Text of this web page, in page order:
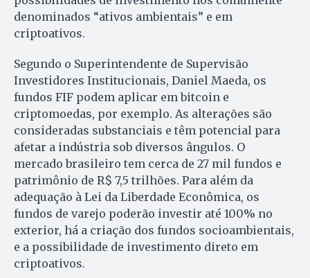
denominados “ativos ambientais” e em
criptoativos.
Segundo o Superintendente de Supervisão
Investidores Institucionais, Daniel Maeda, os
fundos FIF podem aplicar em bitcoin e
criptomoedas, por exemplo. As alterações são
consideradas substanciais e têm potencial para
afetar a indústria sob diversos ângulos. O
mercado brasileiro tem cerca de 27 mil fundos e
patrimônio de R$ 7,5 trilhões. Para além da
adequação à Lei da Liberdade Econômica, os
fundos de varejo poderão investir até 100% no
exterior, há a criação dos fundos socioambientais,
e a possibilidade de investimento direto em
criptoativos.